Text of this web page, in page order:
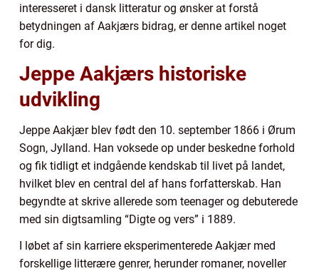
interesseret i dansk litteratur og ønsker at forstå
betydningen af Aakjærs bidrag, er denne artikel noget
for dig.
Jeppe Aakjærs historiske
udvikling
Jeppe Aakjær blev født den 10. september 1866 i Ørum
Sogn, Jylland. Han voksede op under beskedne forhold
og fik tidligt et indgående kendskab til livet på landet,
hvilket blev en central del af hans forfatterskab. Han
begyndte at skrive allerede som teenager og debuterede
med sin digtsamling “Digte og vers” i 1889.
I løbet af sin karriere eksperimenterede Aakjær med
forskellige litterære genrer, herunder romaner, noveller